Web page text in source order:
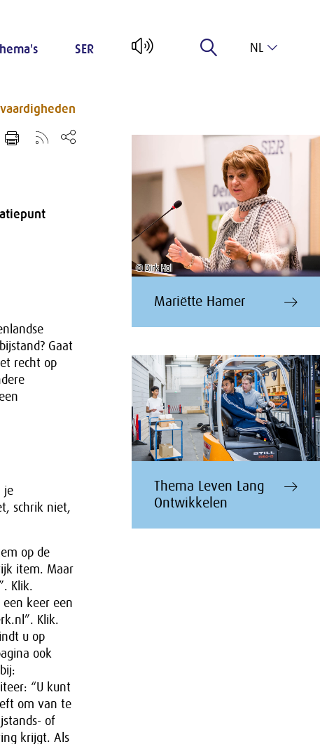
SER NL
Gaat
recht op
je
schrik niet,
op de
item. Maar
Klik.
keer een
Klik.
u op
ook
“U kunt
om van te
of
krijgt. Als
© Dirk Hol
Mariëtte Hamer
Thema Leven Lang
Ontwikkelen